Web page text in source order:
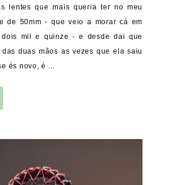
lentes que mais queria ter no meu
de 50mm - que veio a morar cá em
mil e quinze - e desde dai que
duas mãos as vezes que ela saiu
és novo, é ...